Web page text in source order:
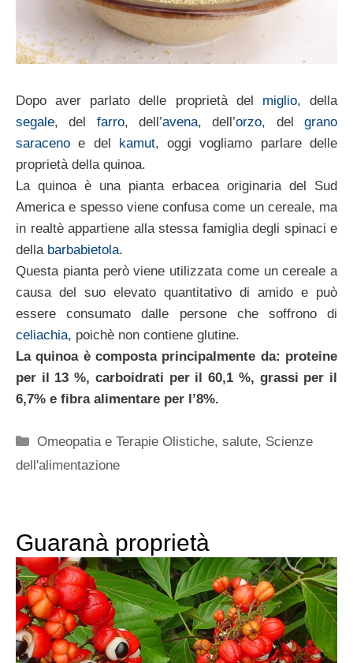
Dopo aver parlato delle proprietà del miglio, della
segale, del farro, dell’avena, dell’orzo, delgrano
saraceno e del kamut, oggi vogliamo parlare delle
proprietà della quinoa.
La quinoa è una pianta erbacea originaria del Sud
America e spesso viene confusa come un cereale, ma
in realtè appartiene alla stessa famiglia degli spinaci e
della barbabietola.
Questa pianta però viene utilizzata come un cereale a
causa del suo elevato quantitativo di amido e può
essere consumato dalle persone che soffrono di
celiachia, poichè non contiene glutine.
La quinoa è composta principalmente da: proteine
per il 13 %, carboidrati per il 60,1 %, grassi per il
6,7% e fibra alimentare per l’8%.
Categorie
Omeopatia e Terapie Olistiche,salute, Scienze
dell'alimentazione
Guaranà proprietà